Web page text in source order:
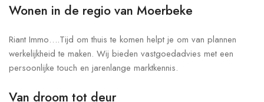
Wonen in de regio van Moerbeke
Riant Immo….Tijd om thuis te komen helpt je om van plannen
werkelijkheid te maken. Wij bieden vastgoedadvies met een
persoonlijke touch en jarenlange marktkennis.
Van droom tot deur